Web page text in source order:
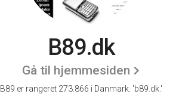
B89.dk
Gå til hjemmesiden
B89 er rangeret 273.866 i Danmark. 'b89.dk.'